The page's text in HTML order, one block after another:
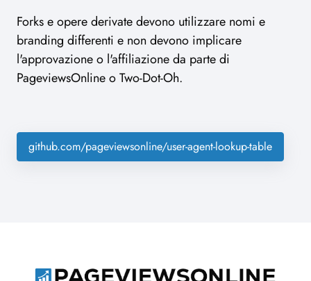
Forks e opere derivate devono utilizzare nomi e
branding differenti e non devono implicare
l'approvazione o l'affiliazione da parte di
PageviewsOnline o Two-Dot-Oh.
github.com/pageviewsonline/user-agent-lookup-table